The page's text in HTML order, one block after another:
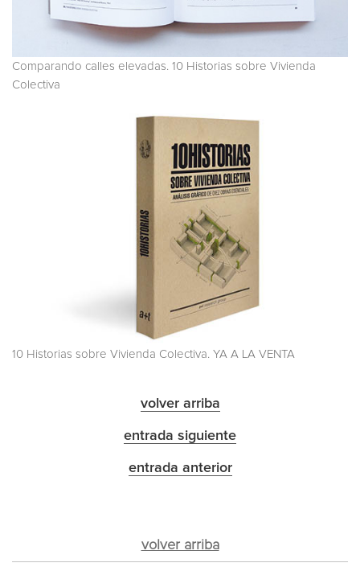
Comparando calles elevadas. 10 Historias sobre Vivienda
Colectiva
10 Historias sobre Vivienda Colectiva. YA A LA VENTA
volver arriba
entrada siguiente
entrada anterior
volver arriba